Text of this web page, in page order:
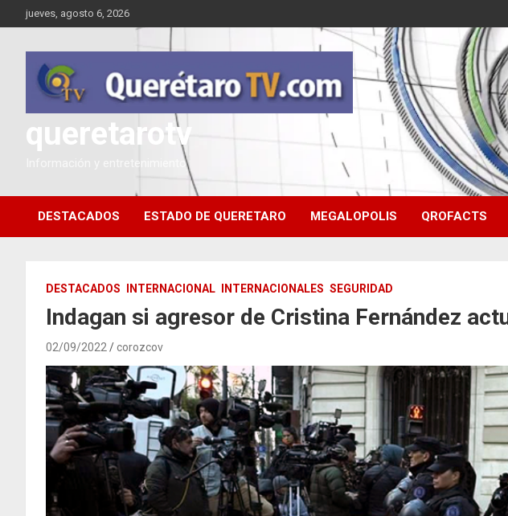
Saltar
al
jueves, agosto 6, 2026
queretarotv
Información y entretenimiento
DESTACADOS ESTADO DE QUERETARO MEGALOPOLIS QROFACTS
DESTACADOS INTERNACIONAL INTERNACIONALES SEGURIDAD
Indagan si agresor de Cristina Fernández
02/09/2022 corozcov